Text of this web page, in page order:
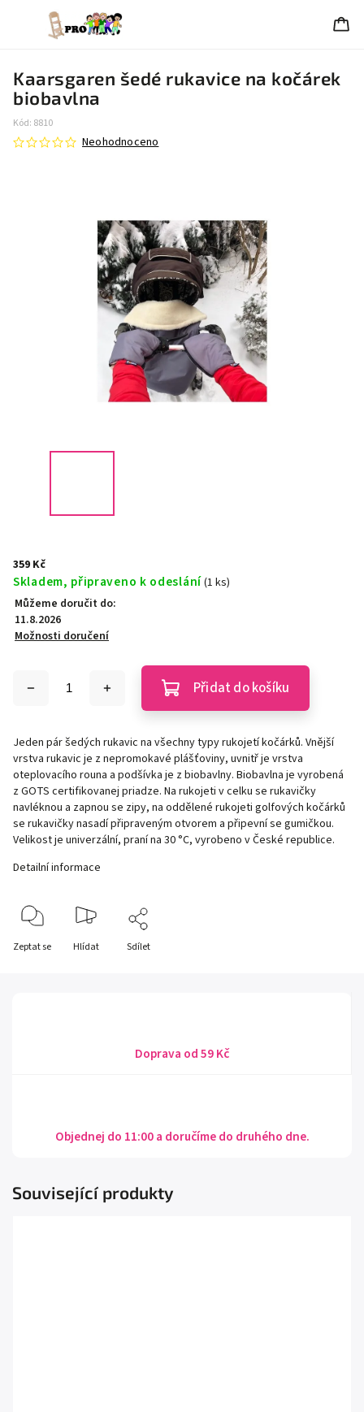
Kaarsgaren šedé rukavice na kočárek
biobavlna
Kód: 8810
Neohodnoceno
359 Kč
Skladem, připraveno k odeslání(1 ks)
Můžeme doručit do:
11.8.2026
Možnosti doručení
Přidat do košíku
Jeden pár šedých rukavic na všechny typy rukojetí kočárků. Vnější
vrstva rukavic je z nepromokavé plášťoviny, uvnitř je vrstva
oteplovacího rouna a podšívka je z biobavlny. Biobavlna je vyrobená
z GOTS certifikovanej priadze. Na rukojeti v celku se rukavičky
navléknou a zapnou se zipy, na oddělené rukojeti golfových kočárků
se rukavičky nasadí připraveným otvorem a připevní se gumičkou.
Velikost je univerzální, praní na 30 °C, vyrobeno v České republice.
Detailní informace
Zeptat se Hlídat Sdílet
Doprava od 59 Kč
Objednej do 11:00 a doručíme do druhého dne.
Související produkty